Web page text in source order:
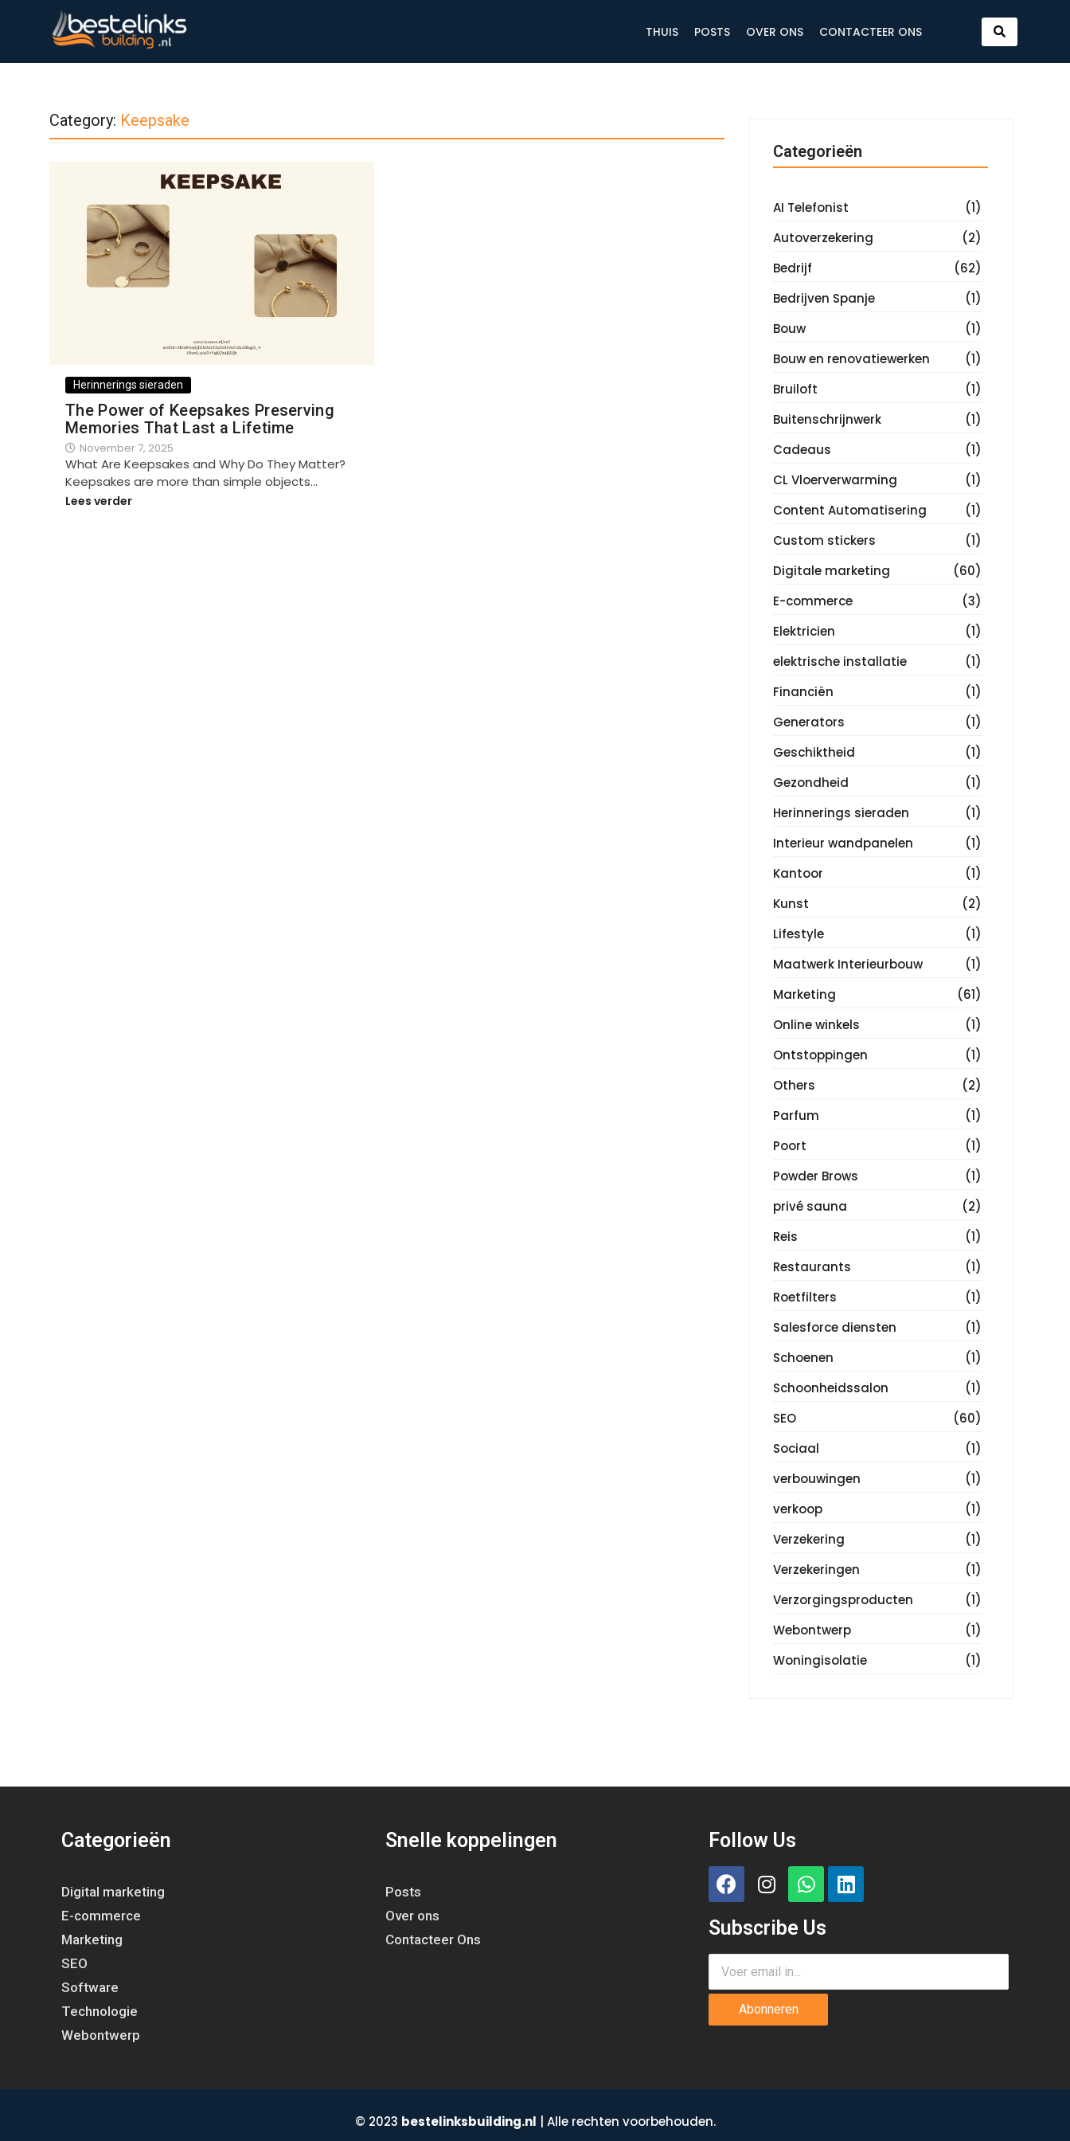
THUIS POSTS OVER ONS CONTACTEER ONS
Category: Keepsake
Herinnerings sieraden
The Power of Keepsakes Preserving
Memories That Last a Lifetime
November 7, 2025
What Are Keepsakes and Why Do They Matter?
Keepsakes are more than simple objects…
Lees verder
Categorieën
AI Telefonist
(1)
Autoverzekering
(2)
Bedrijf
(62)
Bedrijven Spanje
(1)
Bouw
(1)
Bouw en renovatiewerken
(1)
Bruiloft
(1)
Buitenschrijnwerk
(1)
Cadeaus
(1)
CL Vloerverwarming
(1)
Content Automatisering
(1)
Custom stickers
(1)
Digitale marketing
(60)
E-commerce
(3)
Elektricien
(1)
elektrische installatie
(1)
Financiën
(1)
Generators
(1)
Geschiktheid
(1)
Gezondheid
(1)
Herinnerings sieraden
(1)
Interieur wandpanelen
(1)
Kantoor
(1)
Kunst
(2)
Lifestyle
(1)
Maatwerk Interieurbouw
(1)
Marketing
(61)
Online winkels
(1)
Ontstoppingen
(1)
Others
(2)
Parfum
(1)
Poort
(1)
Powder Brows
(1)
privé sauna
(2)
Reis
(1)
Restaurants
(1)
Roetfilters
(1)
Salesforce diensten
(1)
Schoenen
(1)
Schoonheidssalon
(1)
SEO
(60)
Sociaal
(1)
verbouwingen
(1)
verkoop
(1)
Verzekering
(1)
Verzekeringen
(1)
Verzorgingsproducten
(1)
Webontwerp
(1)
Woningisolatie
(1)
Categorieën
Digital marketing
E-commerce
Marketing
SEO
Software
Technologie
Webontwerp
Snelle koppelingen
Posts
Over ons
Contacteer Ons
Follow Us
Subscribe Us
Abonneren
© 2023 bestelinksbuilding.nl | Alle rechten voorbehouden.